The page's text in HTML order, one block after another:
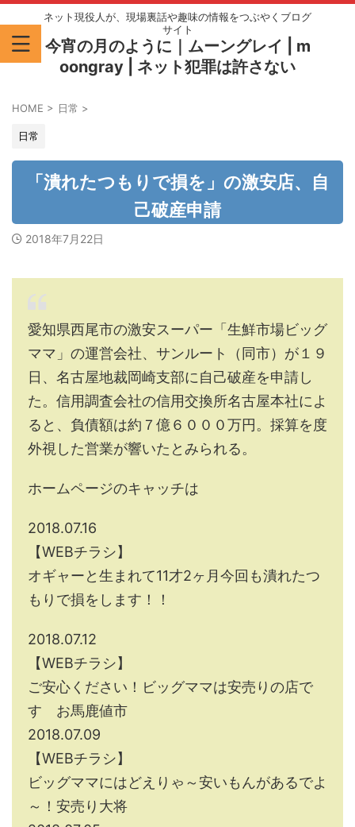
ネット現役人が、現場裏話や趣味の情報をつぶやくブログ
サイト
今宵の月のように｜ムーングレイ | m
oongray | ネット犯罪は許さない
HOME > 日常 >
日常
「潰れたつもりで損を」の激安店、自
己破産申請
2018年7月22日
愛知県西尾市の激安スーパー「生鮮市場ビッグ
ママ」の運営会社、サンルート（同市）が１９
日、名古屋地裁岡崎支部に自己破産を申請し
た。信用調査会社の信用交換所名古屋本社によ
ると、負債額は約７億６０００万円。採算を度
外視した営業が響いたとみられる。
ホームページのキャッチは
2018.07.16
【WEBチラシ】
オギャーと生まれて11才2ヶ月今回も潰れたつ
もりで損をします！！
2018.07.12
【WEBチラシ】
ご安心ください！ビッグママは安売りの店で
す お馬鹿値市
2018.07.09
【WEBチラシ】
ビッグママにはどえりゃ～安いもんがあるでよ
～！安売り大将